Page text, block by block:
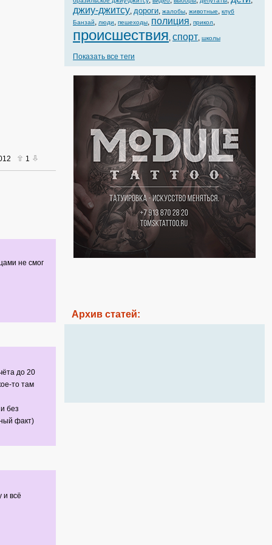
1
не смог
до 20
то там
без
факт)
и всё
джиу-джитсу, дороги, жалобы, животные, клуб
Банзай, люди, пешеходы, полиция, прикол,
происшествия, спорт, школы
Показать все теги
Архив статей: